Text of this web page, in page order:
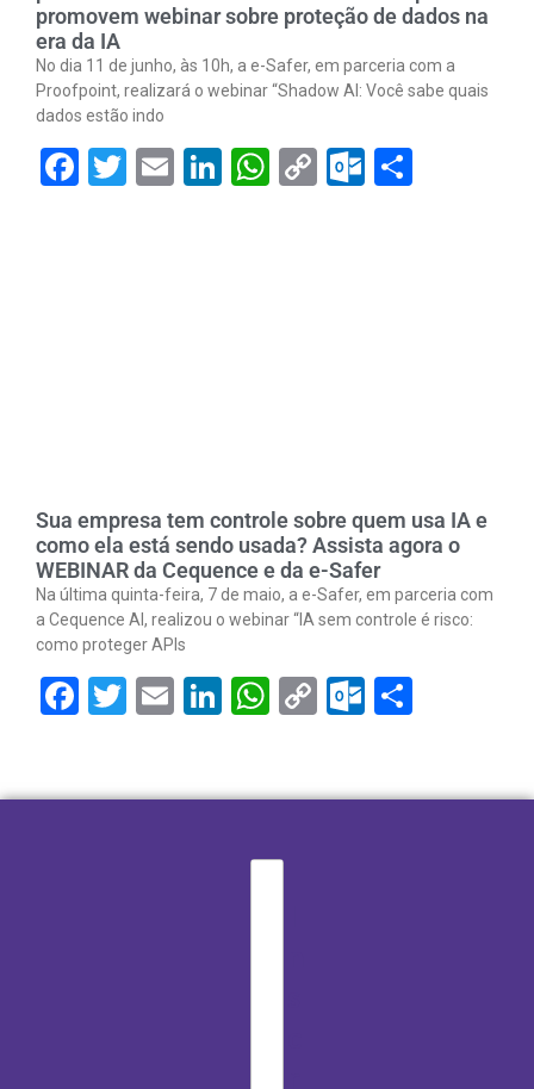
promovem webinar sobre proteção de dados na
era da IA
No dia 11 de junho, às 10h, a e-Safer, em parceria com a
Proofpoint, realizará o webinar “Shadow AI: Você sabe quais
dados estão indo
Facebook
Twitter
EmailLinkedIn
WhatsApp
Copy
Sua empresa tem controle sobre quem usa IA e
como ela está sendo usada? Assista agora o
WEBINAR da Cequence e da e-Safer
Na última quinta-feira, 7 de maio, a e-Safer, em parceria com
a Cequence AI, realizou o webinar “IA sem controle é risco:
como proteger APIs
Facebook
Twitter
EmailLinkedIn
WhatsApp
Copy